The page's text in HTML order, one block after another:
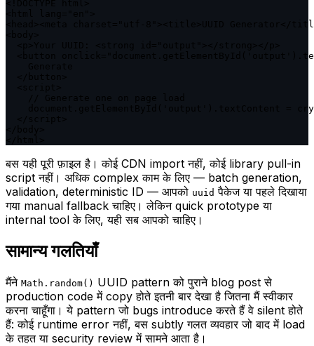
<head><meta charset="utf-8"><title>UUID Generator</
<button
document.getElementById('output').textContent =
बस यही पूरी फ़ाइल है। कोई CDN import नहीं, कोई library pull-in
script नहीं। अधिक complex काम के लिए — batch generation,
validation, deterministic ID — आपको uuid पैकेज या पहले दिखाया
गया manual fallback चाहिए। लेकिन quick prototype या
internal tool के लिए, यही सब आपको चाहिए।
सामान्य गलतियाँ
मैंने Math.random() UUID pattern को पुराने blog post से
production code में copy होते इतनी बार देखा है जितना मैं स्वीकार
करना चाहूँगा। ये pattern जो bugs introduce करते हैं वे silent होते
हैं: कोई runtime error नहीं, बस subtly गलत व्यवहार जो बाद में load
के तहत या security review में सामने आता है।